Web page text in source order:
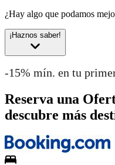
¿Hay algo que podamos
¡Haznos saber!
-15% mín. en tu
Reserva una
descubre más